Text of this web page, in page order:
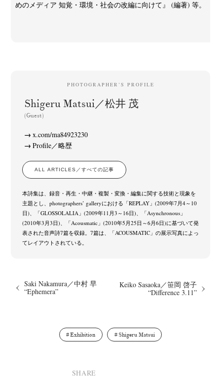
Terms & Privacy Policy Bookstores
Akifumi Tanaka Fumikiyo Nagamachi
Kazuyuki Kawaguchi (42) Keiko Sasaoka
Kota Kishi (101) Mariko Takahashi (23) Masako Matsui (23) Masashi Otomo
Nana Kakuda (61) Naoki Ohji (66) Naonori Oshima (38) Nick Haymes
Park photographers' gallery File (16) photographers’ gallery press
Postwar and Shōwa-Era (8) Presence (2) Publication (42) Remembrance
Renchan (21) Review (23)
めのメディア 知覚・環境・社会の改編に向けて』 (編著) 等。
PHOTOGRAPHER’S PROFILE
Shigeru Matsui／松井 茂
(Guest)
x.com/ma84923230
Profile／略歴
ALL ARTICLES／すべての記事
本詩集は、録音・再生・中継・複製・変換・編集に関する技術と現象を
主題とし、photographers’ galleryにおける「REPLAY」(2009年7月4～10
日)、「GLOSSOLALIA」(2009年11月3～16日)、「Asynchronous」
(2010年3月3日)、「Acousmatic」(2010年5月25日～6月6日)に基づいて発
表された音声詩7篇を収録。7篇は、「ACOUSMATIC」の展示写真によっ
てレイアウトされている。
Saki Nakamura／中村 早
“Ephemera”
Keiko Sasaoka／笹岡 啓子
“Difference 3.11”
Exhibition Shigeru Matsui
SHARE